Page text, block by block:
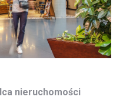
nieruchomości